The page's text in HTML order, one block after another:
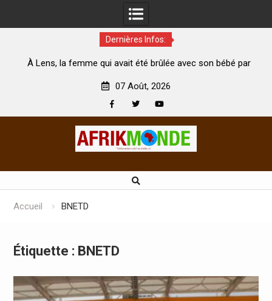
Dernières Infos:
qui avait été brûlée avec son bébé par
Coopération: Le
07 Août, 2026
Accueil BNETD
Étiquette : BNETD